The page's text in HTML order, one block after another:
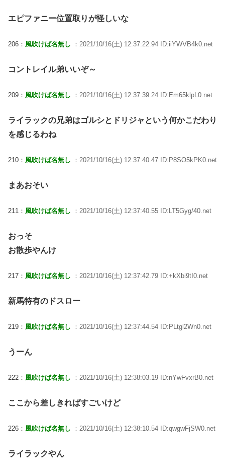
エピファニー位置取りが怪しいな
206： 風吹けば名無し ：2021/10/16(土) 12:37:22.94 ID:iiYWVB4k0.net
コントレイル弟いいぞ～
209： 風吹けば名無し ：2021/10/16(土) 12:37:39.24 ID:Em65klpL0.net
ライラックの兄弟はゴルシとドリジャという何かこだわり
を感じるわね
210： 風吹けば名無し ：2021/10/16(土) 12:37:40.47 ID:P8SO5kPK0.net
まあおそい
211： 風吹けば名無し ：2021/10/16(土) 12:37:40.55 ID:LT5Gyg/40.net
おっそ
お散歩やんけ
217： 風吹けば名無し ：2021/10/16(土) 12:37:42.79 ID:+kXbi9tI0.net
新馬特有のドスロー
219： 風吹けば名無し ：2021/10/16(土) 12:37:44.54 ID:PLtgl2Wn0.net
うーん
222： 風吹けば名無し ：2021/10/16(土) 12:38:03.19 ID:nYwFvxrB0.net
ここから差しきればすごいけど
226： 風吹けば名無し ：2021/10/16(土) 12:38:10.54 ID:qwgwFjSW0.net
ライラックやん